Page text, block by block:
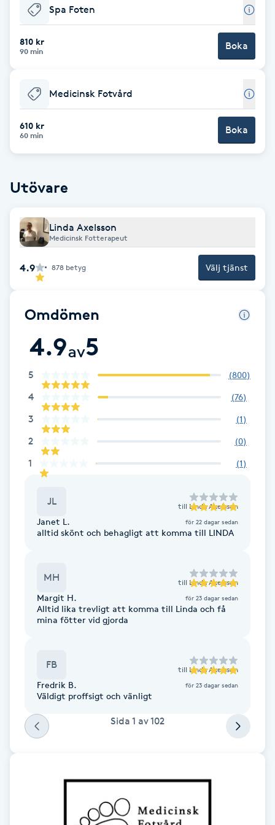
Babylights
Balayage
Bambumassage
Barber
BIAB
Blowout
Bottenfärg
Bröllopsuppsättning
Celluliter
Color correction
Damklippning
Diamantslipning
Enzympeeling
Extensions
Eyeliner-tatuering
Spa Foten
810 kr
90 min Boka
Medicinsk Fotvård
610 kr
60 min Boka
Utövare
Linda Axelsson
Medicinsk Fotterapeut
4.9 878 betyg Välj tjänst
Omdömen
4.9av5
5 (800)
4 (76)
3 (1)
2 (0)
1 (1)
JL till Linda Axelsson
Janet L. för 22 dagar sedan
alltid skönt och behagligt att komma till LINDA
MH till Linda Axelsson
Margit H. för 23 dagar sedan
Alltid lika trevligt att komma till Linda och få
mina fötter vid gjorda
FB till Linda Axelsson
Fredrik B. för 23 dagar sedan
Väldigt proffsigt och vänligt
Sida 1 av102